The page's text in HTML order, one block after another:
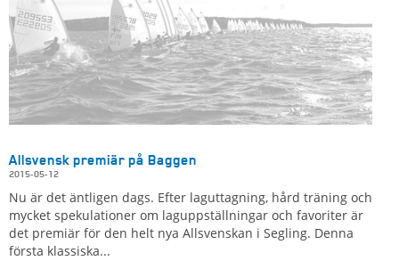
Allsvensk premiär på Baggen
2015-05-12
Nu är det äntligen dags. Efter laguttagning, hård träning och
mycket spekulationer om laguppställningar och favoriter är
det premiär för den helt nya Allsvenskan i Segling. Denna
första klassiska...